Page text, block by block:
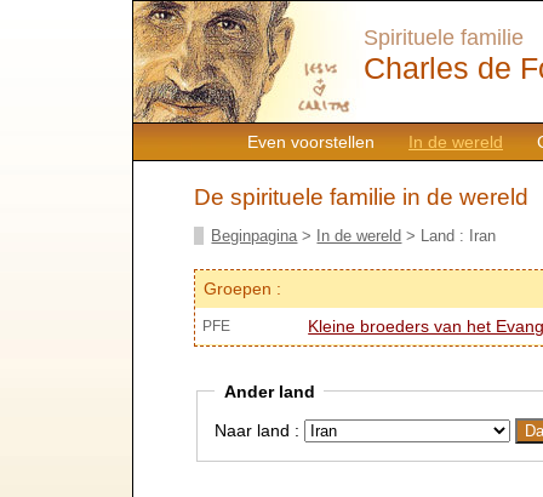
Even voorstellen In de wereld
Spirituele familie
Charles de
De spirituele familie in de wereld
Beginpagina > In de wereld > Land : Iran
Groepen :
PFE Kleine broeders van het
Ander land
Naar land :